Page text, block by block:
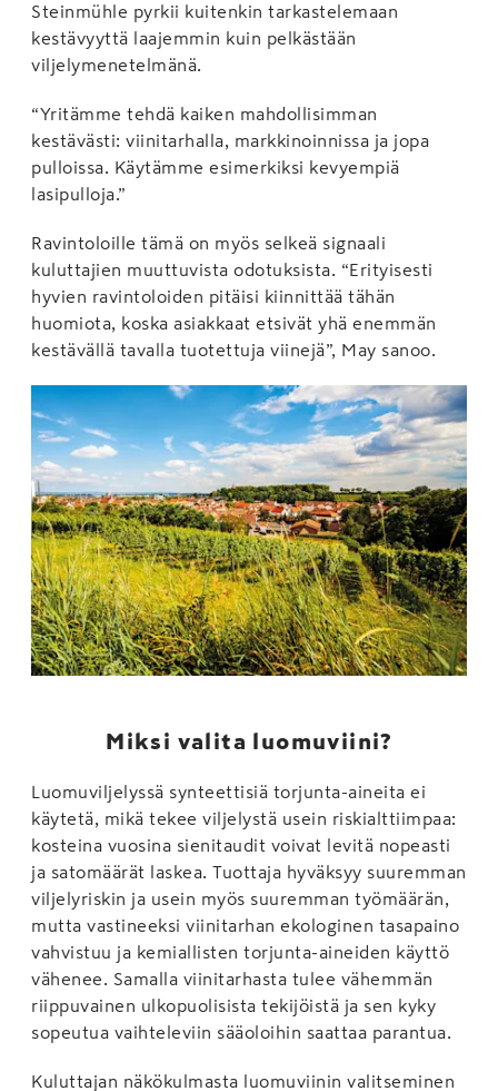
Steinmühle pyrkii kuitenkin tarkastelemaan
kestävyyttä laajemmin kuin pelkästään
viljelymenetelmänä.
“Yritämme tehdä kaiken mahdollisimman
kestävästi: viinitarhalla, markkinoinnissa ja jopa
pulloissa. Käytämme esimerkiksi kevyempiä
lasipulloja.”
Ravintoloille tämä on myös selkeä signaali
kuluttajien muuttuvista odotuksista. “Erityisesti
hyvien ravintoloiden pitäisi kiinnittää tähän
huomiota, koska asiakkaat etsivät yhä enemmän
kestävällä tavalla tuotettuja viinejä”, May sanoo.
Miksi valita luomuviini?
Luomuviljelyssä synteettisiä torjunta-aineita ei
käytetä, mikä tekee viljelystä usein riskialttiimpaa:
kosteina vuosina sienitaudit voivat levitä nopeasti
ja satomäärät laskea. Tuottaja hyväksyy suuremman
viljelyriskin ja usein myös suuremman työmäärän,
mutta vastineeksi viinitarhan ekologinen tasapaino
vahvistuu ja kemiallisten torjunta-aineiden käyttö
vähenee. Samalla viinitarhasta tulee vähemmän
riippuvainen ulkopuolisista tekijöistä ja sen kyky
sopeutua vaihteleviin sääoloihin saattaa parantua.
Kuluttajan näkökulmasta luomuviinin valitseminen